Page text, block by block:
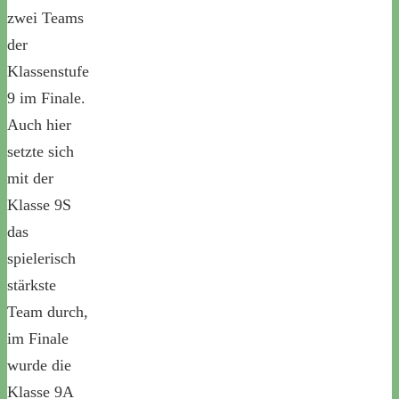
zwei Teams
der
Klassenstufe
9 im Finale.
Auch hier
setzte sich
mit der
Klasse 9S
das
spielerisch
stärkste
Team durch,
im Finale
wurde die
Klasse 9A